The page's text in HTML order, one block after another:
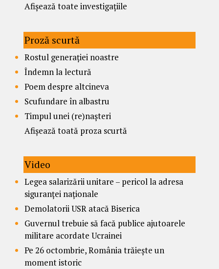
Afișează toate investigațiile
Proză scurtă
Rostul generației noastre
Îndemn la lectură
Poem despre altcineva
Scufundare în albastru
Timpul unei (re)nașteri
Afișează toată proza scurtă
Video
Legea salarizării unitare – pericol la adresa
siguranței naționale
Demolatorii USR atacă Biserica
Guvernul trebuie să facă publice ajutoarele
militare acordate Ucrainei
Pe 26 octombrie, România trăiește un
moment istoric